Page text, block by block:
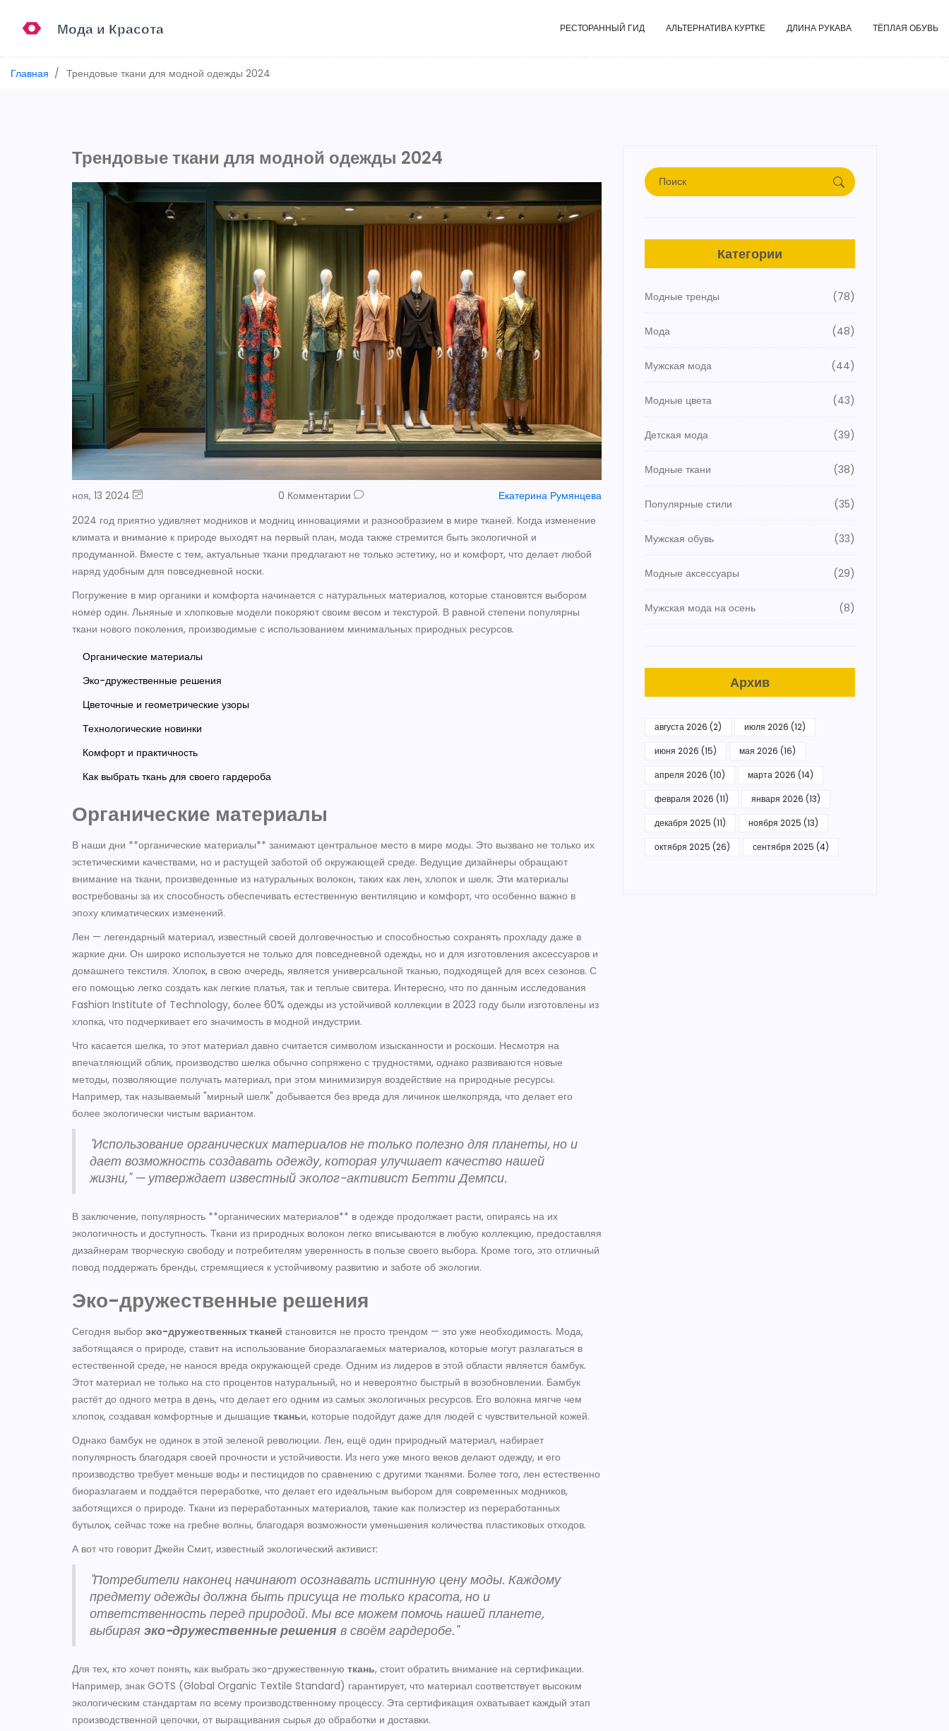
РЕСТОРАННЫЙ ГИД АЛЬТЕРНАТИВА КУРТКЕ ДЛИНА РУКАВА ТЁПЛАЯ ОБУВЬ
Главная Трендовые ткани для модной одежды 2024
Трендовые ткани для модной одежды 2024
ноя, 13 2024 0 Комментарии
Екатерина Румянцева
2024 год приятно удивляет модников и модниц инновациями и разнообразием в мире тканей. Когда изменение
климата и внимание к природе выходят на первый план, мода также стремится быть экологичной и
продуманной. Вместе с тем, актуальные ткани предлагают не только эстетику, но и комфорт, что делает любой
наряд удобным для повседневной носки.
Погружение в мир органики и комфорта начинается с натуральных материалов, которые становятся выбором
номер один. Льняные и хлопковые модели покоряют своим весом и текстурой. В равной степени популярны
ткани нового поколения, производимые с использованием минимальных природных ресурсов.
Органические материалы
Эко-дружественные решения
Цветочные и геометрические узоры
Технологические новинки
Комфорт и практичность
Как выбрать ткань для своего гардероба
Органические материалы
В наши дни **органические материалы** занимают центральное место в мире моды. Это вызвано не только их
эстетическими качествами, но и растущей заботой об окружающей среде. Ведущие дизайнеры обращают
внимание на ткани, произведенные из натуральных волокон, таких как лен, хлопок и шелк. Эти материалы
востребованы за их способность обеспечивать естественную вентиляцию и комфорт, что особенно важно в
эпоху климатических изменений.
Лен — легендарный материал, известный своей долговечностью и способностью сохранять прохладу даже в
жаркие дни. Он широко используется не только для повседневной одежды, но и для изготовления аксессуаров и
домашнего текстиля. Хлопок, в свою очередь, является универсальной тканью, подходящей для всех сезонов. С
его помощью легко создать как легкие платья, так и теплые свитера. Интересно, что по данным исследования
Fashion Institute of Technology, более 60% одежды из устойчивой коллекции в 2023 году были изготовлены из
хлопка, что подчеркивает его значимость в модной индустрии.
Что касается шелка, то этот материал давно считается символом изысканности и роскоши. Несмотря на
впечатляющий облик, производство шелка обычно сопряжено с трудностями, однако развиваются новые
методы, позволяющие получать материал, при этом минимизируя воздействие на природные ресурсы.
Например, так называемый "мирный шелк" добывается без вреда для личинок шелкопряда, что делает его
более экологически чистым вариантом.
"Использование органических материалов не только полезно для планеты, но и
дает возможность создавать одежду, которая улучшает качество нашей
жизни," — утверждает известный эколог-активист Бетти Демпси.
В заключение, популярность **органических материалов** в одежде продолжает расти, опираясь на их
экологичность и доступность. Ткани из природных волокон легко вписываются в любую коллекцию, предоставляя
дизайнерам творческую свободу и потребителям уверенность в пользе своего выбора. Кроме того, это отличный
повод поддержать бренды, стремящиеся к устойчивому развитию и заботе об экологии.
Эко-дружественные решения
Сегодня выбор эко-дружественных тканей становится не просто трендом — это уже необходимость. Мода,
заботящаяся о природе, ставит на использование биоразлагаемых материалов, которые могут разлагаться в
естественной среде, не нанося вреда окружающей среде. Одним из лидеров в этой области является бамбук.
Этот материал не только на сто процентов натуральный, но и невероятно быстрый в возобновлении. Бамбук
растёт до одного метра в день, что делает его одним из самых экологичных ресурсов. Его волокна мягче чем
хлопок, создавая комфортные и дышащие тканьи, которые подойдут даже для людей с чувствительной кожей.
Однако бамбук не одинок в этой зеленой революции. Лен, ещё один природный материал, набирает
популярность благодаря своей прочности и устойчивости. Из него уже много веков делают одежду, и его
производство требует меньше воды и пестицидов по сравнению с другими тканями. Более того, лен естественно
биоразлагаем и поддаётся переработке, что делает его идеальным выбором для современных модников,
заботящихся о природе. Ткани из переработанных материалов, такие как полиэстер из переработанных
бутылок, сейчас тоже на гребне волны, благодаря возможности уменьшения количества пластиковых отходов.
А вот что говорит Джейн Смит, известный экологический активист:
"Потребители наконец начинают осознавать истинную цену моды. Каждому
предмету одежды должна быть присуща не только красота, но и
ответственность перед природой. Мы все можем помочь нашей планете,
выбирая эко-дружественные решения в своём гардеробе."
Для тех, кто хочет понять, как выбрать эко-дружественную ткань, стоит обратить внимание на сертификации.
Например, знак GOTS (Global Organic Textile Standard) гарантирует, что материал соответствует высоким
экологическим стандартам по всему производственному процессу. Эта сертификация охватывает каждый этап
производственной цепочки, от выращивания сырья до обработки и доставки.
Категории
Модные тренды (78)
Мода (48)
Мужская мода (44)
Модные цвета (43)
Детская мода (39)
Модные ткани (38)
Популярные стили (35)
Мужская обувь (33)
Модные аксессуары (29)
Мужская мода на осень (8)
Архив
августа 2026 (2) июля 2026 (12)
июня 2026 (15) мая 2026 (16)
апреля 2026 (10) марта 2026 (14)
февраля 2026 (11) января 2026 (13)
декабря 2025 (11) ноября 2025 (13)
октября 2025 (26) сентября 2025 (4)